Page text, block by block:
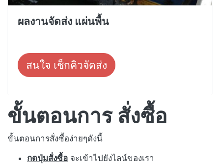
ผลงานจัดส่ง แผ่นพื้น
สนใจ เช็กคิวจัดส่ง
ขั้นตอนการ สั่งซื้อ
ขั้นตอนการสั่งซื้อง่ายๆดังนี้
กดปุ่มสั่งซื้อ จะเข้าไปยังไลน์ของเรา